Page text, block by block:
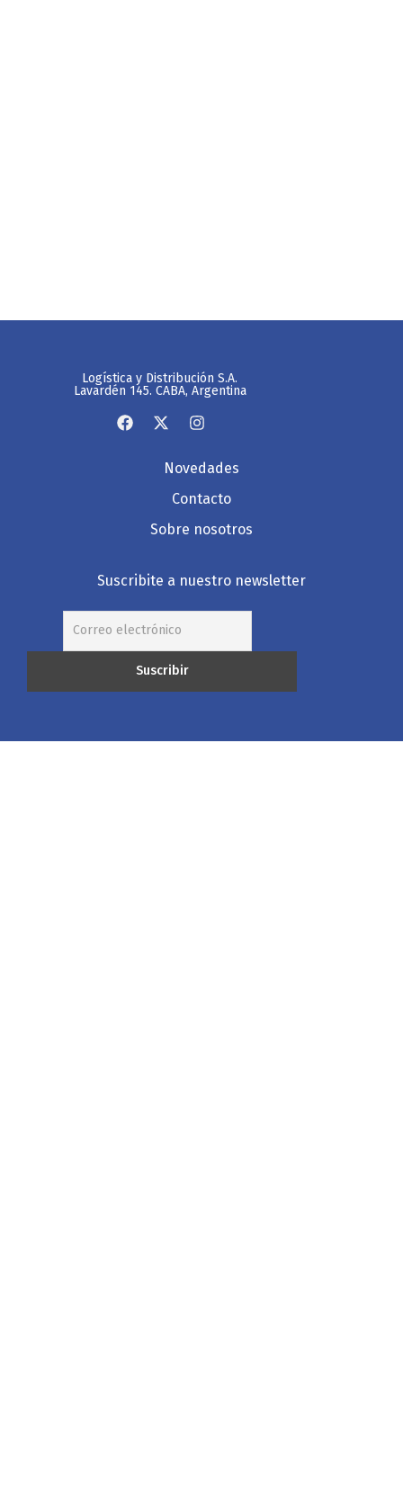
Logística y Distribución S.A.
Lavardén 145. CABA, Argentina
Novedades
Contacto
Sobre nosotros
Suscribite a nuestro newsletter